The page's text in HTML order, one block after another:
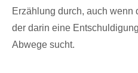
Erzählung durch, auch wenn
der darin eine
Abwege sucht.